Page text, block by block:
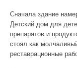
Сначала здание
Детский дом для
препаратов и
стоял как
реставрационные